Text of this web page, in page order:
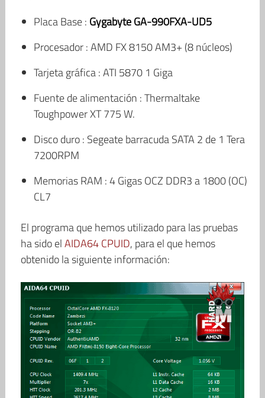
Placa Base : Gygabyte GA-990FXA-UD5
Procesador : AMD FX 8150 AM3+ (8 núcleos)
Tarjeta gráfica : ATI 5870 1 Giga
Fuente de alimentación : Thermaltake
Toughpower XT 775 W.
Disco duro : Segeate barracuda SATA 2 de 1 Tera
7200RPM
Memorias RAM : 4 Gigas OCZ DDR3 a 1800 (OC)
CL7
El programa que hemos utilizado para las pruebas
ha sido elAIDA64 CPUID, para el que hemos
obtenido la siguiente información: